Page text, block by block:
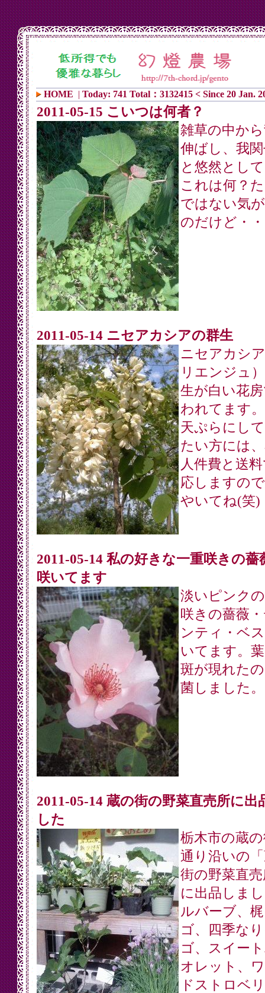
HOME | Today: 741 Total：3132415 < Since 20 Jan.
2011-05-15 こいつは何者？
雑草の中か
伸ばし、我
と悠然とし
これは何？
ではない気
のだけど・
2011-05-14 ニセアカシアの群生
ニセアカシ
リエンジュ
生が白い花
われてます。
天ぷらにし
たい方には
人件費と送
応しますの
やいてね(笑)
2011-05-14 私の好きな一重咲きの薔
咲いてます
淡いピンク
咲きの薔薇
ンティ・ベ
いてます。
斑が現れた
菌しました。
2011-05-14 蔵の街の野菜直売所に出
した
栃木市の蔵
通り沿いの
街の野菜直
に出品しま
ルバーブ、
ゴ、四季な
ゴ、スイー
オレット、
ドストロベ